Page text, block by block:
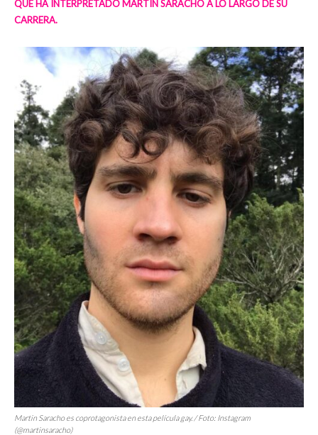
QUE HA INTERPRETADO MARTÍN SARACHO A LO LARGO DE SU
CARRERA.
Martin Saracho es coprotagonista en esta película gay. / Foto: Instagram
(@martinsaracho)